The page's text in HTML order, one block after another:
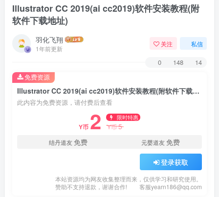
Illustrator CC 2019(ai cc2019)软件安装教程(附
软件下载地址)
羽化飞翔
1年前更新
关注 私信
0 148 14
Illustrator CC 2019(ai cc2019)软件安装教程(附软件下载地址)
此内容为免费资源，请付费后查看
Y币 2 限时特惠
Y币5
结丹道友免费 元婴道友免费
登录获取
本站资源均为网友收集整理而来，仅供学习和研究使用。
赞助不支持退款，谢谢合作!
客服yearn186@qq.com
免费资源